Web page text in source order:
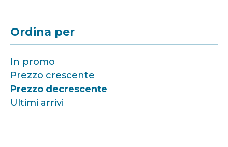
Ordina per
In promo
Prezzo crescente
Prezzo decrescente
Ultimi arrivi